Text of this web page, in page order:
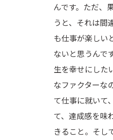
んです。ただ、
うと、それは間
も仕事が楽しい
ないと思うんで
生を幸せにした
なファクターな
て仕事に就いて
て、達成感を味
きること。そし